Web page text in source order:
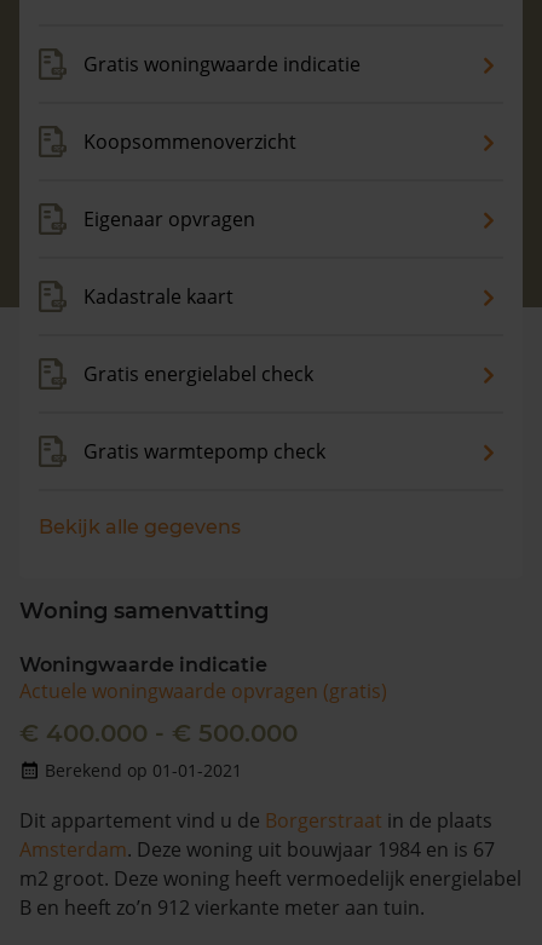
Maandag t/m vrijdag - 08:00 -18:00
Gratis woningwaarde indicatie
Koopsommenoverzicht
Eigenaar opvragen
Kadastrale kaart
Gratis energielabel check
Gratis warmtepomp check
Bekijk alle gegevens
Woning samenvatting
Woningwaarde indicatie
Actuele woningwaarde opvragen (gratis)
€ 400.000 - € 500.000
Berekend op 01-01-2021
Dit appartement vind u de Borgerstraat in de plaats
Amsterdam. Deze woning uit bouwjaar 1984 en is 67
m2 groot. Deze woning heeft vermoedelijk energielabel
B en heeft zo’n 912 vierkante meter aan tuin.